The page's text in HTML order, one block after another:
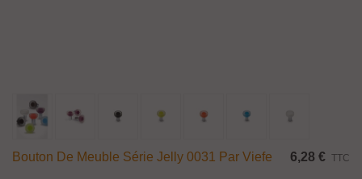
Bouton De Meuble Série Jelly 0031 Par Viefe 6,28 € TTC